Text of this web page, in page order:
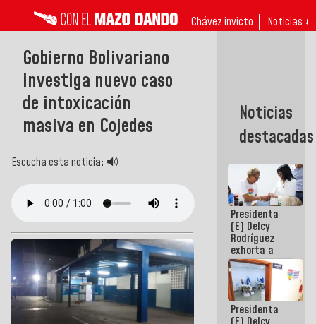
Chávez invicto Noticias ↓
Gobierno Bolivariano
investiga nuevo caso
de intoxicación
masiva en Cojedes
Escucha esta noticia: 🔊
Noticias
destacadas
Presidenta
(E) Delcy
Rodríguez
exhorta a
gobernadores
y alcaldes a
edificar
casas para
abuelos
Presidenta